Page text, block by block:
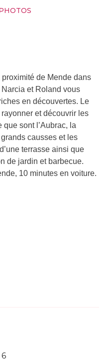
de Mende dans
et Roland vous
en découvertes. Le
et découvrir les
sont l’Aubrac, la
causses et les
terrasse ainsi que
de jardin et barbecue.
10 minutes en voiture.